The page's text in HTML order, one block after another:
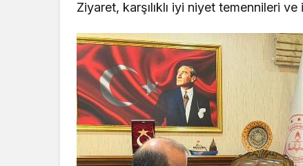
Ziyaret, karşılıklı iyi niyet temennileri